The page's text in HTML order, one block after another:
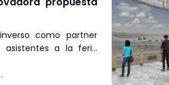
como partner
asistentes a la feria